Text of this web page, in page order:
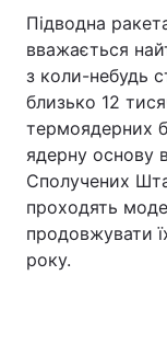
Підводна
вважається
з коли-небудь
близько 12
термоядерних
ядерну основу
Сполучених
проходять
продовжувати
року.